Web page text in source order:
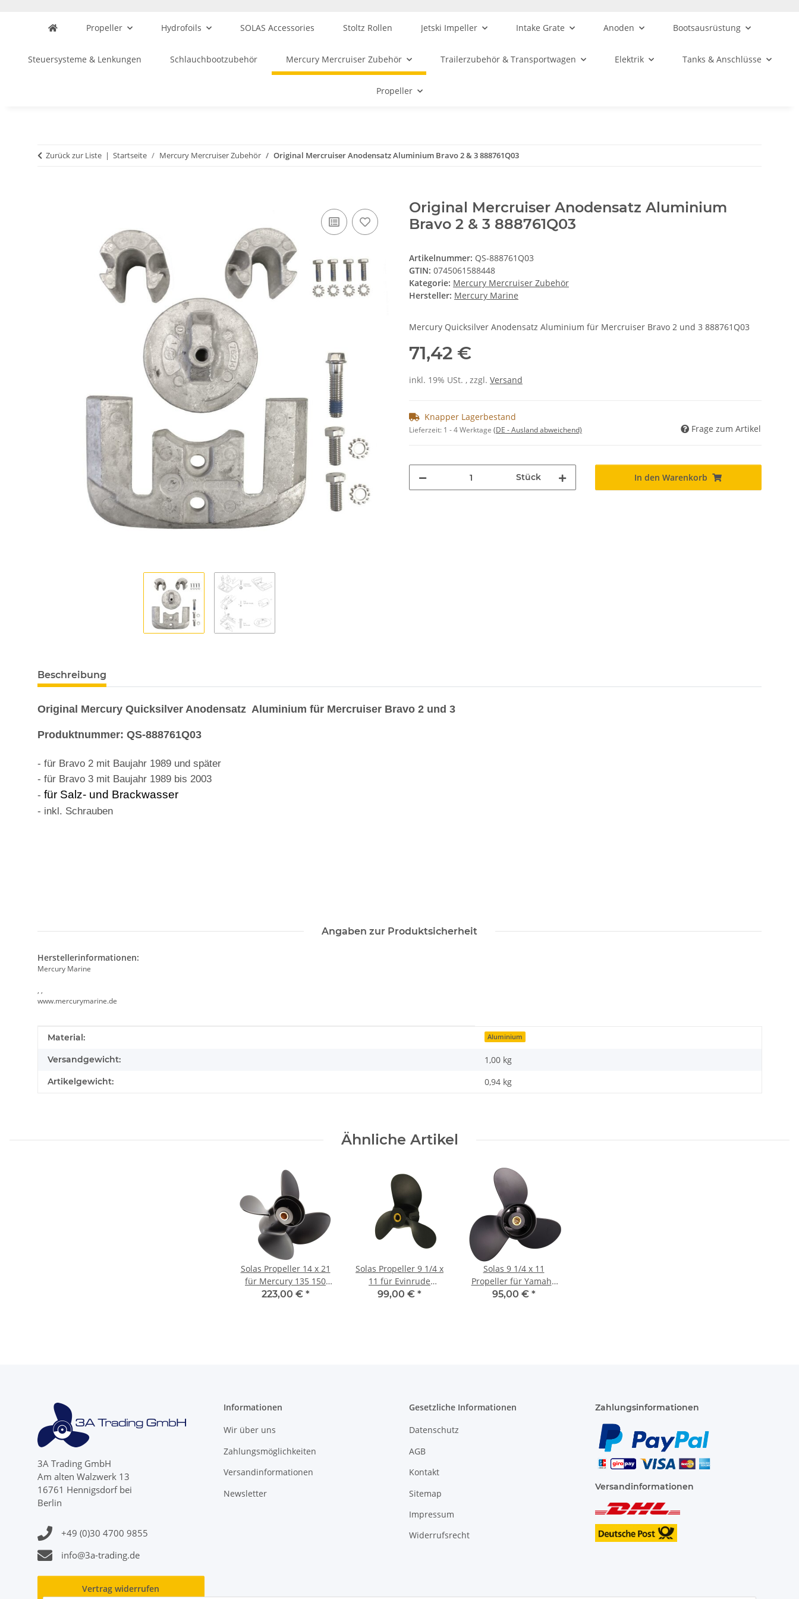
Propeller Hydrofoils SOLAS Accessories Stoltz Rollen Jetski Impeller Intake Grate Anoden Bootsausrüstung
Steuersysteme & Lenkungen Schlauchbootzubehör Mercury Mercruiser Zubehör Trailerzubehör & Transportwagen Elektrik Tanks & Anschlüsse
Propeller
Zurück zur Liste Startseite Mercury Mercruiser Zubehör Original Mercruiser Anodensatz Aluminium Bravo 2 & 3 888761Q03
Original Mercruiser Anodensatz Aluminium
Bravo 2 & 3 888761Q03
Artikelnummer: QS-888761Q03
GTIN: 0745061588448
Kategorie: Mercury Mercruiser Zubehör
Hersteller: Mercury Marine
Mercury Quicksilver Anodensatz Aluminium für Mercruiser Bravo 2 und 3 888761Q03
71,42 €
inkl. 19% USt. , zzgl. Versand
Knapper Lagerbestand
Lieferzeit: 1 - 4 Werktage (DE - Ausland abweichend) Frage zum Artikel
Stück In den Warenkorb
Beschreibung
Original Mercury Quicksilver Anodensatz Aluminium für Mercruiser Bravo 2 und 3
Produktnummer: QS-888761Q03
- für Bravo 2 mit Baujahr 1989 und später
- für Bravo 3 mit Baujahr 1989 bis 2003
- für Salz- und Brackwasser
- inkl. Schrauben
Angaben zur Produktsicherheit
Herstellerinformationen:
Mercury Marine
, ,
www.mercurymarine.de
Produkteigenschaft
Wert
Material: Aluminium
Versandgewicht: 1,00 kg
Artikelgewicht: 0,94 kg
Ähnliche Artikel
Solas Propeller 14 x 21
für Mercury 135 150
175 200 225 250 300
223,00 € *
Solas Propeller 9 1/4 x
11 für Evinrude
Johnson 14 - 28 PS 3
99,00 € *
Solas 9 1/4 x 11
Propeller für Yamaha
9,9, 15 & 20 PS 3 Blatt
95,00 € *
3A Trading GmbH
Am alten Walzwerk 13
16761 Hennigsdorf bei
Berlin
+49 (0)30 4700 9855
info@3a-trading.de
Informationen
Wir über uns
Zahlungsmöglichkeiten
Versandinformationen
Newsletter
Gesetzliche Informationen
Datenschutz
AGB
Kontakt
Sitemap
Impressum
Widerrufsrecht
Zahlungsinformationen
Versandinformationen
Vertrag widerrufen